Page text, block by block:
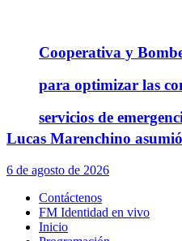
Cooperativa y
para optimizar las
servicios de
Lucas Marenchino
6 de agosto de 2026
Contáctenos
FM Identidad en vivo
Inicio